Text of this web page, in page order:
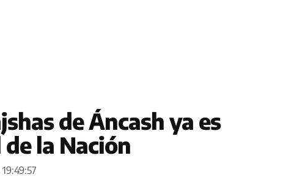
de Áncash ya es
la Nación